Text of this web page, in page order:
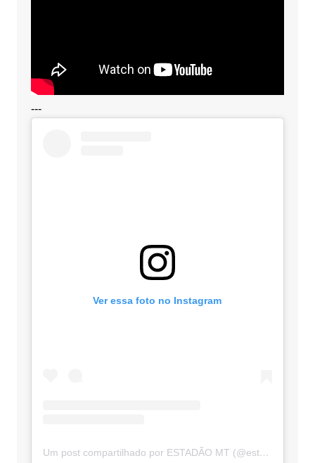
---
Ver essa foto no Instagram
Um post compartilhado por ESTADÃO MT (@estadaomt)